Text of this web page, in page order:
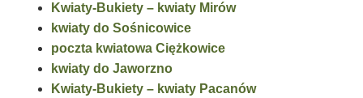
Kwiaty-Bukiety – kwiaty Mirów
kwiaty do Sośnicowice
poczta kwiatowa Ciężkowice
kwiaty do Jaworzno
Kwiaty-Bukiety – kwiaty Pacanów